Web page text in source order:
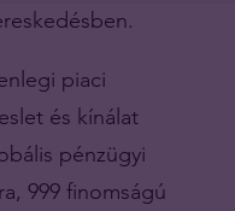
piaci
és kínálat
pénzügyi
999 finomságú